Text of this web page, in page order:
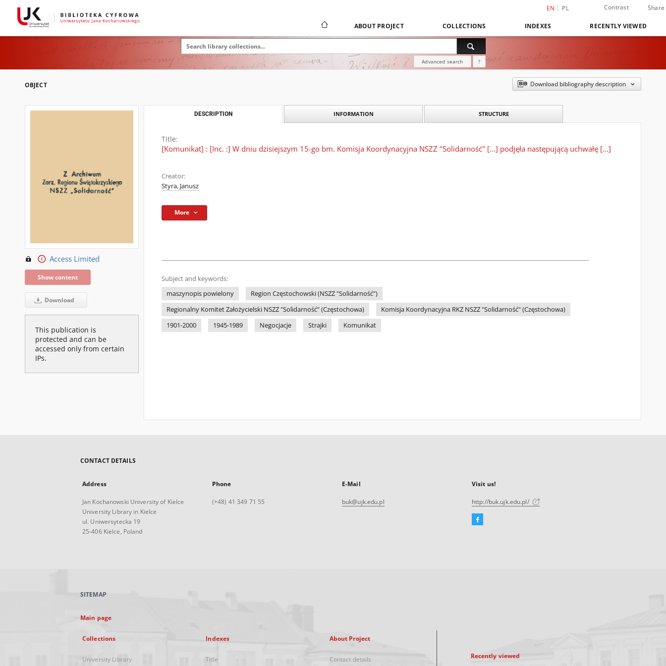
EN PL Contrast Share
ABOUT PROJECT COLLECTIONS INDEXES RECENTLY VIEWED
Advanced search ?
OBJECT Download bibliography description
Access Limited
Show content
Download
This publication is
protected and can be
accessed only from certain
IPs.
DESCRIPTION INFORMATION STRUCTURE
Title:
[Komunikat] : [Inc. :] W dniu dzisiejszym 15-go bm. Komisja Koordynacyjna NSZZ "Solidarność" […] podjęła następującą uchwałę […]
Creator:
Styra, Janusz
More
Subject and keywords:
maszynopis powielony
Region Częstochowski (NSZZ "Solidarność")
Regionalny Komitet Założycielski NSZZ "Solidarność" (Częstochowa)
Komisja Koordynacyjna RKZ NSZZ "Solidarność" (Częstochowa)
1901-2000
1945-1989 Negocjacje Strajki Komunikat
CONTACT DETAILS
Address
Jan Kochanowski University of Kielce
University Library in Kielce
ul. Uniwersytecka 19
25-406 Kielce, Poland
Phone
(+48) 41 349 71 55
E-Mail
buk@ujk.edu.pl
Visit us!
http://buk.ujk.edu.pl/
Facebook
SITEMAP
Main page
Collections
University Library
Indexes
Title
About Project
Contact details Recently viewed